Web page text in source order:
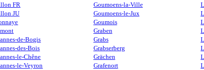
FR
JU
de-Bogis
des-Bois
le-Chêne
le-Veyron
Goumoens-la-Ville
Goumoens-le-Jux
Goumois
Graben
Grabs
Grabserberg
Grächen
Grafenort